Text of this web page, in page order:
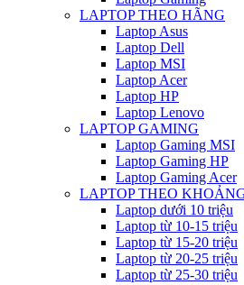
LAPTOP THEO HÃNG
Laptop Asus
Laptop Dell
Laptop MSI
Laptop Acer
Laptop HP
Laptop Lenovo
LAPTOP GAMING
Laptop Gaming MSI
Laptop Gaming HP
Laptop Gaming Acer
LAPTOP THEO
Laptop dưới 10 triệu
Laptop từ 10-15 triệu
Laptop từ 15-20 triệu
Laptop từ 20-25 triệu
Laptop từ 25-30 triệu